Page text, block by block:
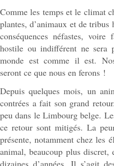
Comme les temps et le climat
plantes, d’animaux et de tribus
conséquences néfastes,
hostile ou indifférent ne sera
monde est comme il est.
seront ce que nous en ferons !
Depuis quelques mois, un
contrées a fait son grand
peu dans le Limbourg belge.
ce retour sont mitigés. La
présente, notamment chez les
animal, beaucoup plus discret,
dizaines d’années. Il s’agit